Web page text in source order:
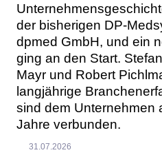
der bisherigen DP-
dpmed GmbH, und ein
ging an den Start.
Mayr und Robert
langjährige
sind dem Unternehmen
Jahre verbunden.
31.07.2026